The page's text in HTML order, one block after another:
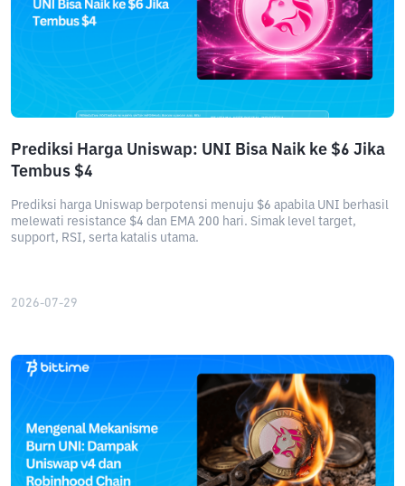
Prediksi Harga Uniswap: UNI Bisa Naik ke $6 Jika
Tembus $4
Prediksi harga Uniswap berpotensi menuju $6 apabila UNI berhasil
melewati resistance $4 dan EMA 200 hari. Simak level target,
support, RSI, serta katalis utama.
2026-07-29